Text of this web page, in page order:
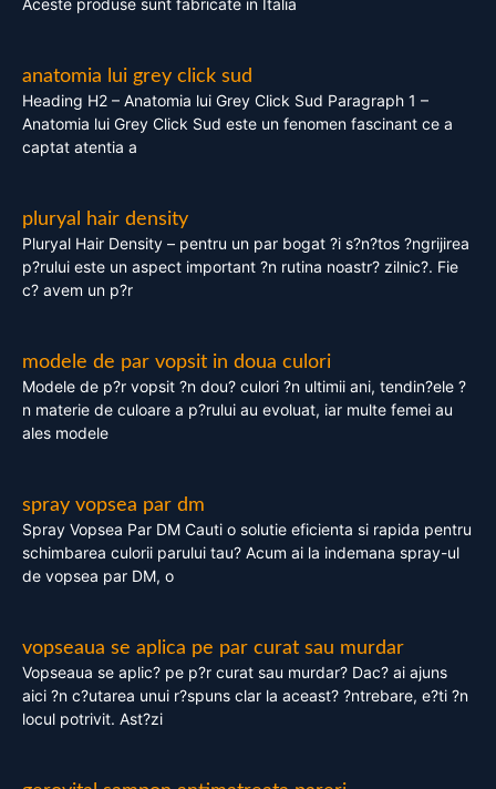
Aceste produse sunt fabricate in Italia
anatomia lui grey click sud
Heading H2 – Anatomia lui Grey Click Sud Paragraph 1 –
Anatomia lui Grey Click Sud este un fenomen fascinant ce a
captat atentia a
pluryal hair density
Pluryal Hair Density – pentru un par bogat ?i s?n?tos ?ngrijirea
p?rului este un aspect important ?n rutina noastr? zilnic?. Fie
c? avem un p?r
modele de par vopsit in doua culori
Modele de p?r vopsit ?n dou? culori ?n ultimii ani, tendin?ele ?
n materie de culoare a p?rului au evoluat, iar multe femei au
ales modele
spray vopsea par dm
Spray Vopsea Par DM Cauti o solutie eficienta si rapida pentru
schimbarea culorii parului tau? Acum ai la indemana spray-ul
de vopsea par DM, o
vopseaua se aplica pe par curat sau murdar
Vopseaua se aplic? pe p?r curat sau murdar? Dac? ai ajuns
aici ?n c?utarea unui r?spuns clar la aceast? ?ntrebare, e?ti ?n
locul potrivit. Ast?zi